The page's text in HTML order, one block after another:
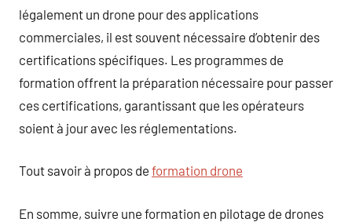
légalement un drone pour des applications
commerciales, il est souvent nécessaire d’obtenir des
certifications spécifiques. Les programmes de
formation offrent la préparation nécessaire pour passer
ces certifications, garantissant que les opérateurs
soient à jour avec les réglementations.
Tout savoir à propos de formation drone
En somme, suivre une formation en pilotage de drones